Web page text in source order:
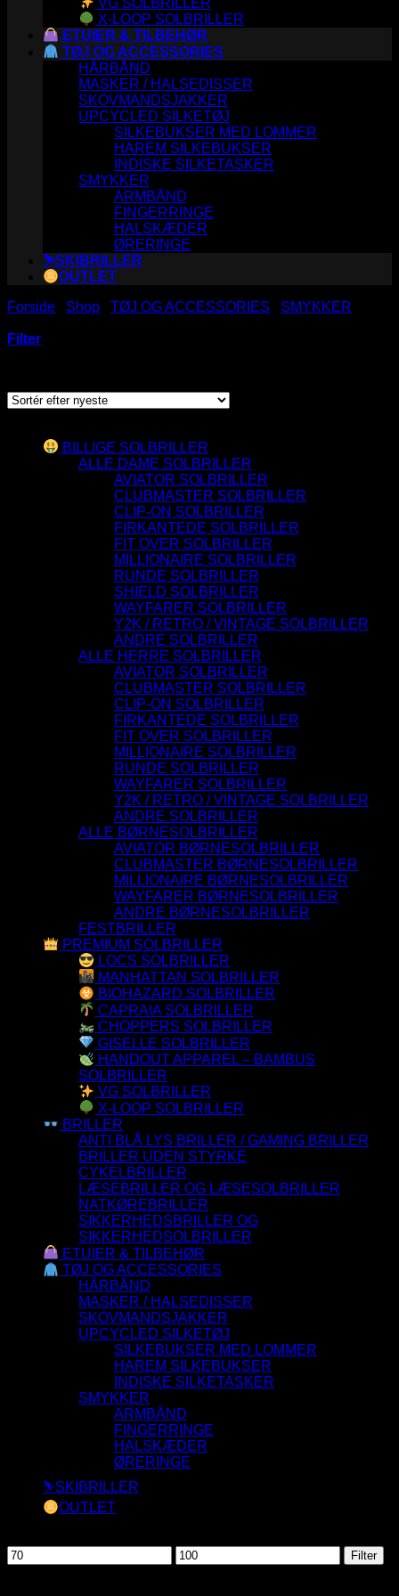
X-LOOP SOLBRILLER
ETUIER & TILBEHØR
TØJ OG ACCESSORIES
HÅRBÅND
MASKER / HALSEDISSER
SKOVMANDSJAKKER
UPCYCLED SILKETØJ
SILKEBUKSER MED LOMMER
HAREM SILKEBUKSER
INDISKE SILKETASKER
SMYKKER
ARMBÅND
FINGERRINGE
HALSKÆDER
ØRERINGE
⛷️SKIBRILLER
OUTLET
Forside
Shop TØJ OG ACCESSORIES SMYKKER
Filter
BILLIGE SOLBRILLER
ALLE DAME SOLBRILLER
AVIATOR SOLBRILLER
CLUBMASTER SOLBRILLER
CLIP-ON SOLBRILLER
FIRKANTEDE SOLBRILLER
FIT OVER SOLBRILLER
MILLIONAIRE SOLBRILLER
RUNDE SOLBRILLER
SHIELD SOLBRILLER
WAYFARER SOLBRILLER
Y2K / RETRO / VINTAGE SOLBRILLER
ANDRE SOLBRILLER
ALLE HERRE SOLBRILLER
AVIATOR SOLBRILLER
CLUBMASTER SOLBRILLER
CLIP-ON SOLBRILLER
FIRKANTEDE SOLBRILLER
FIT OVER SOLBRILLER
MILLIONAIRE SOLBRILLER
RUNDE SOLBRILLER
WAYFARER SOLBRILLER
Y2K / RETRO / VINTAGE SOLBRILLER
ANDRE SOLBRILLER
ALLE BØRNESOLBRILLER
AVIATOR BØRNESOLBRILLER
CLUBMASTER BØRNESOLBRILLER
MILLIONAIRE BØRNESOLBRILLER
WAYFARER BØRNESOLBRILLER
ANDRE BØRNESOLBRILLER
FESTBRILLER
PREMIUM SOLBRILLER
LOCS SOLBRILLER
MANHATTAN SOLBRILLER
BIOHAZARD SOLBRILLER
CAPRAIA SOLBRILLER
CHOPPERS SOLBRILLER
GISELLE SOLBRILLER
HANDOUT APPAREL – BAMBUS
SOLBRILLER
VG SOLBRILLER
X-LOOP SOLBRILLER
BRILLER
ANTI BLÅ LYS BRILLER / GAMING BRILLER
BRILLER UDEN STYRKE
CYKELBRILLER
LÆSEBRILLER OG LÆSESOLBRILLER
NATKØREBRILLER
SIKKERHEDSBRILLER OG
SIKKERHEDSOLBRILLER
ETUIER & TILBEHØR
TØJ OG ACCESSORIES
HÅRBÅND
MASKER / HALSEDISSER
SKOVMANDSJAKKER
UPCYCLED SILKETØJ
SILKEBUKSER MED LOMMER
HAREM SILKEBUKSER
INDISKE SILKETASKER
SMYKKER
ARMBÅND
FINGERRINGE
HALSKÆDER
ØRERINGE
⛷️SKIBRILLER
OUTLET
Mindste
pris
Højeste
pris
Filter